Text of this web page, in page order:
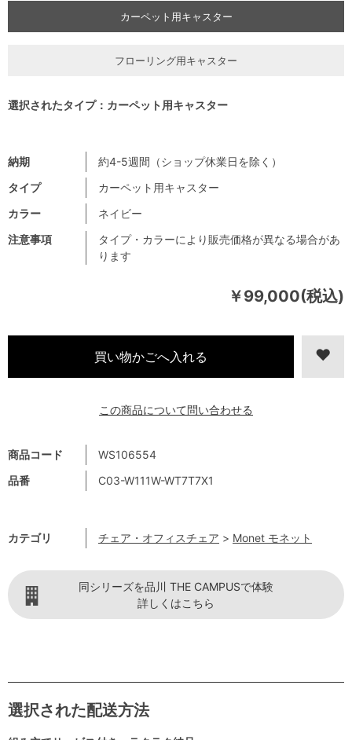
￥99,000(税込)
商品コード
WS106554
品番
C03-W111W-WT7T7X1
カテゴリ チェア・オフィスチェア > Monet モネット
注意事項
タイプ・カラーにより販売価格が異なる場合があ
ります
納期
約4-5週間（ショップ休業日を除く）
タイプ
カーペット用キャスター
カラー
ネイビー
カーペット用キャスター
フローリング用キャスター
選択されたタイプ：カーペット用キャスター
この商品について問い合わせる
同シリーズを品川 THE CAMPUSで体験
詳しくはこちら
選択された配送方法